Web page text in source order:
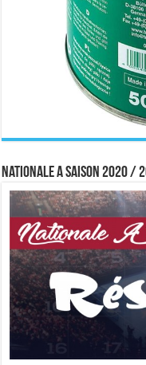
Nationale A saison 2020 /